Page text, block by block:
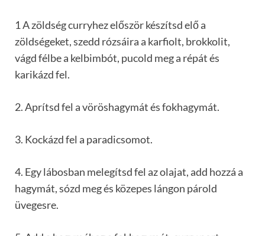
1 A zöldség curryhez először készítsd elő a
zöldségeket, szedd rózsáira a karfiolt, brokkolit,
vágd félbe a kelbimbót, pucold meg a répát és
karikázd fel.
2. Aprítsd fel a vöröshagymát és fokhagymát.
3. Kockázd fel a paradicsomot.
4. Egy lábosban melegítsd fel az olajat, add hozzá a
hagymát, sózd meg és közepes lángon párold
üvegesre.